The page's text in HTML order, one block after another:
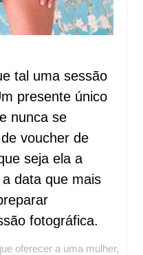
tal uma sessão
presente único
nunca se
voucher de
seja ela a
data que mais
fotográfica.
oferecer a uma mulher,